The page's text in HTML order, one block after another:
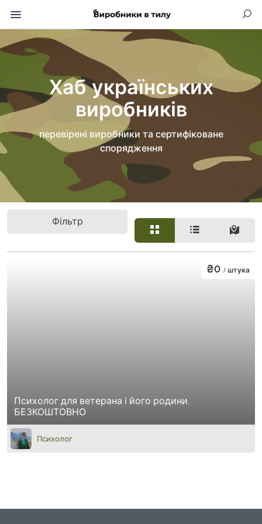
Хаб українських
виробників
перевірені виробники та сертифіковане
спорядження
Фільтр
Психолог для ветерана і його родини.
БЕЗКОШТОВНО
₴0 / штука
Психолог